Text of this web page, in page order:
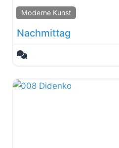
Moderne Kunst
Nachmittag